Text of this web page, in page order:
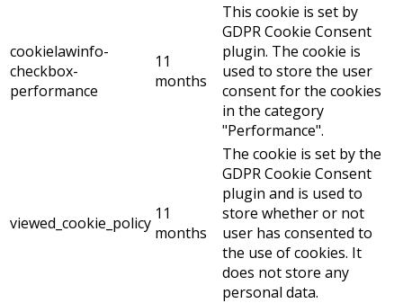
cookielawinfo-
checkbox-
performance
11
months
This cookie is set by
GDPR Cookie Consent
plugin. The cookie is
used to store the user
consent for the cookies
in the category
"Performance".
viewed_cookie_policy 11
months
The cookie is set by the
GDPR Cookie Consent
plugin and is used to
store whether or not
user has consented to
the use of cookies. It
does not store any
personal data.